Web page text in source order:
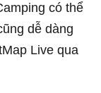
có thể
dễ dàng
Live qua